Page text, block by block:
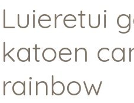
Luieretui
katoen
rainbow